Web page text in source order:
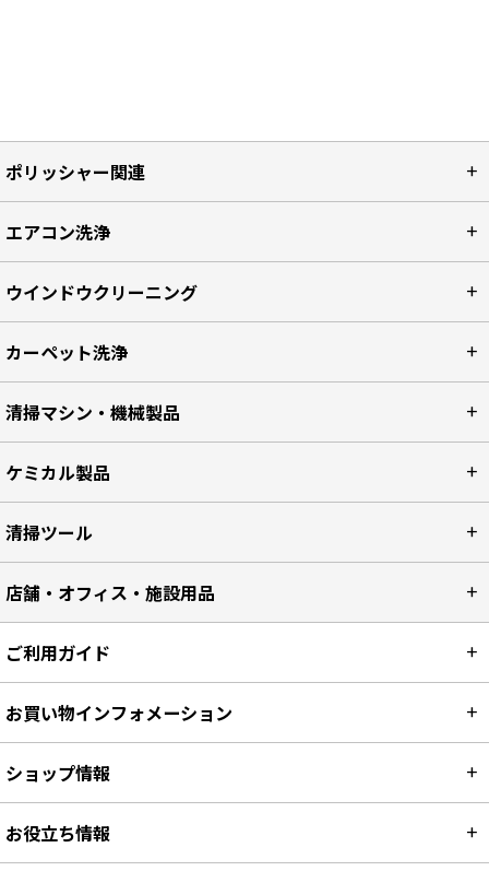
ポリッシャー関連
エアコン洗浄
ウインドウクリーニング
カーペット洗浄
清掃マシン・機械製品
ケミカル製品
清掃ツール
店舗・オフィス・施設用品
ご利用ガイド
お買い物インフォメーション
ショップ情報
お役立ち情報